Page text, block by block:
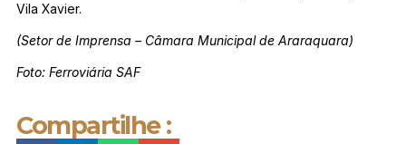
Vila Xavier.
(Setor de Imprensa – Câmara Municipal de Araraquara)
Foto: Ferroviária SAF
Compartilhe :